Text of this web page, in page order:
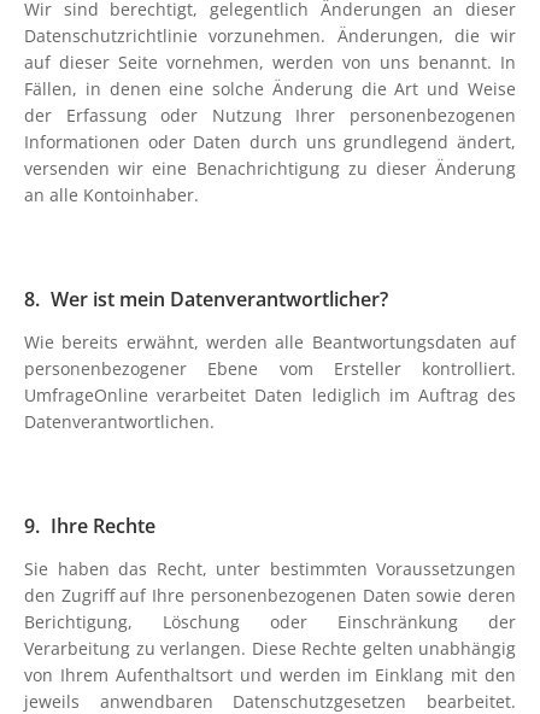
Wir sind berechtigt, gelegentlich Änderungen an dieser
Datenschutzrichtlinie vorzunehmen. Änderungen, die wir
auf dieser Seite vornehmen, werden von uns benannt. In
Fällen, in denen eine solche Änderung die Art und Weise
der Erfassung oder Nutzung Ihrer personenbezogenen
Informationen oder Daten durch uns grundlegend ändert,
versenden wir eine Benachrichtigung zu dieser Änderung
an alle Kontoinhaber.
Wer ist mein Datenverantwortlicher?
Wie bereits erwähnt, werden alle Beantwortungsdaten auf
personenbezogener Ebene vom Ersteller kontrolliert.
UmfrageOnline verarbeitet Daten lediglich im Auftrag des
Datenverantwortlichen.
Ihre Rechte
Sie haben das Recht, unter bestimmten Voraussetzungen
den Zugriff auf Ihre personenbezogenen Daten sowie deren
Berichtigung, Löschung oder Einschränkung der
Verarbeitung zu verlangen. Diese Rechte gelten unabhängig
von Ihrem Aufenthaltsort und werden im Einklang mit den
jeweils anwendbaren Datenschutzgesetzen bearbeitet.